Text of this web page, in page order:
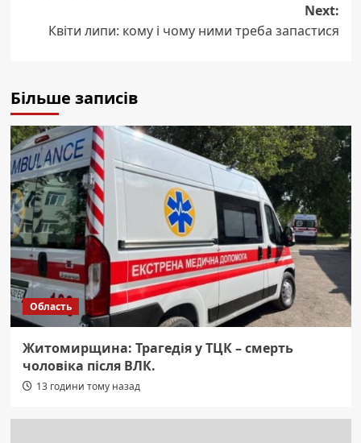
Next:
Квіти липи: кому і чому ними треба запастися
Більше записів
Область
Житомирщина: Трагедія у ТЦК – смерть
чоловіка після ВЛК.
13 години тому назад